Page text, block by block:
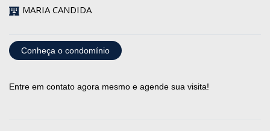
MARIA CANDIDA
Conheça o condomínio
Entre em contato agora mesmo e agende sua visita!